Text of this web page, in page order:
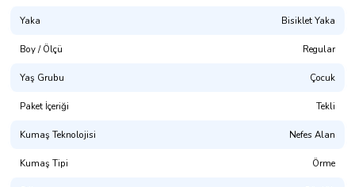
Presmono
Kalıp: Normal Kesim (Unisex. Hem Erkek Hem Kız Çocuk Giyime
Uygundur)
%100 Pamuklu. 1. Kalite Penye
(NOT: Uygun bedeni bulamadınız mı? Mağaza sayfamızda
Yaka Bisiklet Yaka
Boy / Ölçü Regular
Yaş Grubu Çocuk
Paket İçeriği Tekli
Kumaş Teknolojisi Nefes Alan
Kumaş Tipi Örme